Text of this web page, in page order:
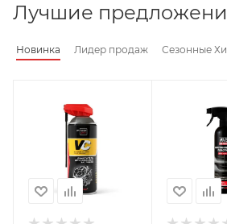
Лучшие
Новинка Лидер продаж Сезонные